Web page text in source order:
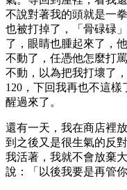
不說對著我的頭就是一
也被打掉了，「骨碌碌
了，眼睛也腫起來了，
不動了，任憑他怎麼打
不動，以為把我打壞了
120，下回我再也不這
醒過來了。
還有一天，我在商店裡
到之後又是很生氣的反
我活著，我就不會放棄
說：「以後我要是再管